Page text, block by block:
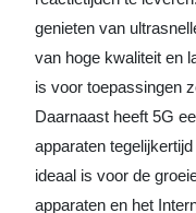
genieten van
van hoge kwaliteit en
is voor toepassingen
Daarnaast heeft 5G
apparaten
ideaal is voor de
apparaten en het